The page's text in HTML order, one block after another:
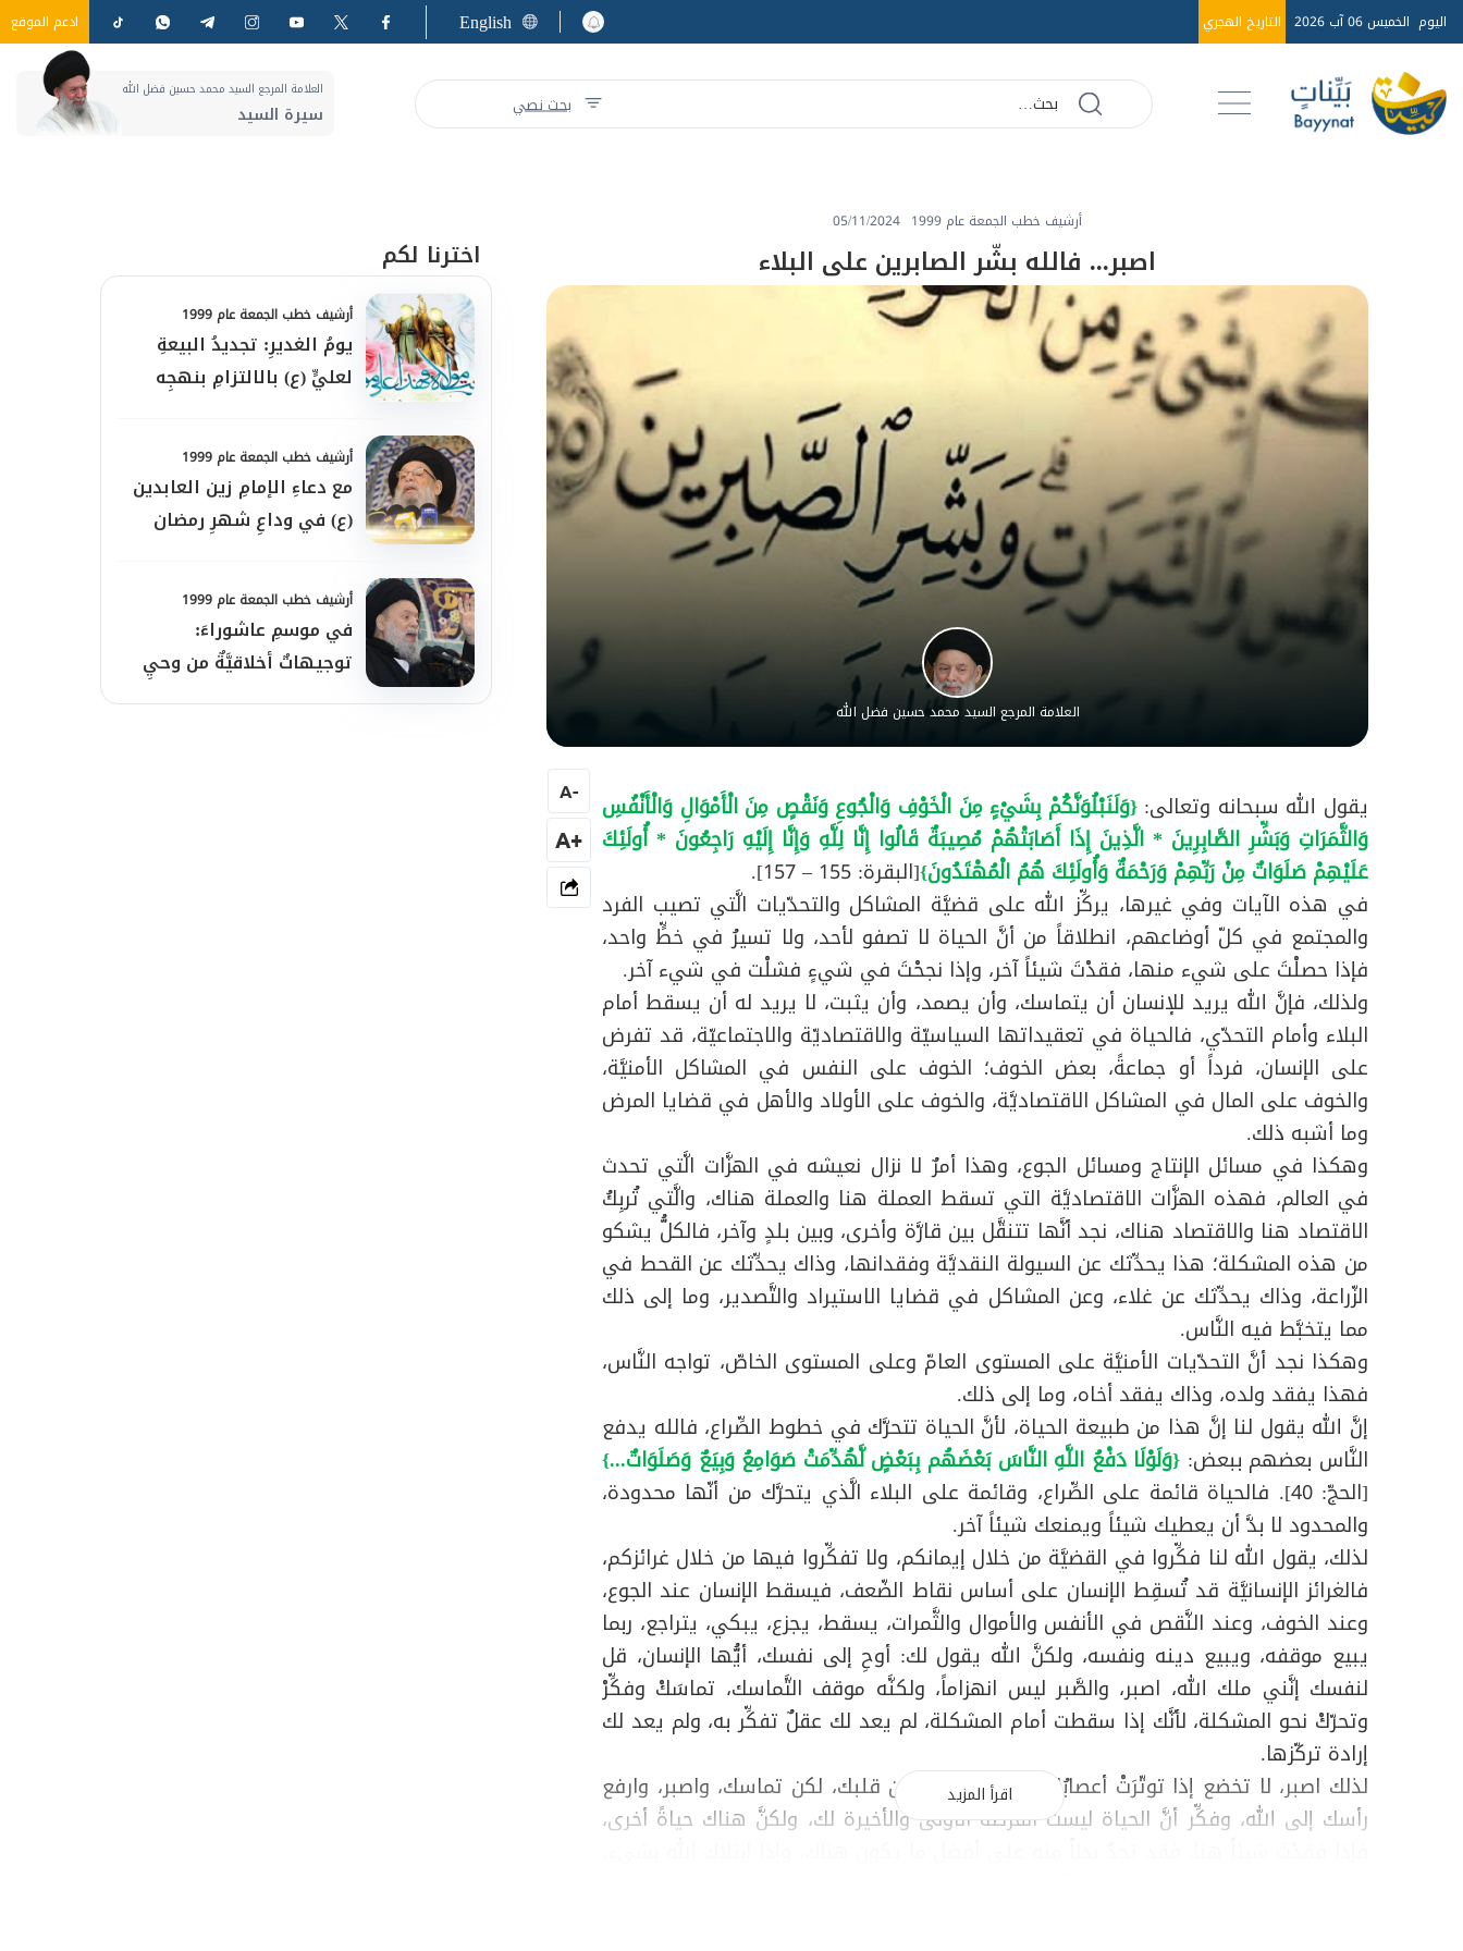
اليوم الخميس 06 آب 2026 التاريخ الهجري English ادعم الموقع
بحث نصي
العلامة المرجع السيد محمد حسين فضل الله
سيرة السيد
أرشيف خطب الجمعة عام 1999 05/11/2024
اصبر... فالله بشّر الصابرين على البلاء
العلامة المرجع السيد محمد حسين فضل الله
يقول الله سبحانه وتعالى:{وَلَنَبْلُوَنَّكُمْ بِشَيْءٍ مِنَ الْخَوْفِ وَالْجُوعِ وَنَقْصٍ مِنَ الْأَمْوَالِ وَالْأَنْفُسِ
وَالثَّمَرَاتِ وَبَشِّرِ الصَّابِرِينَ * الَّذِينَ إِذَا أَصَابَتْهُمْ مُصِيبَةٌ قَالُوا إِنَّا لِلَّهِ وَإِنَّا إِلَيْهِ رَاجِعُونَ * أُولَئِكَ
عَلَيْهِمْ صَلَوَاتٌ مِنْ رَبِّهِمْ وَرَحْمَةٌ وَأُولَئِكَ هُمُ الْمُهْتَدُونَ}[البقرة: 155 – 157].
في هذه الآيات وفي غيرها، يركِّز الله على قضيَّة المشاكل والتحدّيات الَّتي تصيب الفرد
والمجتمع في كلّ أوضاعهم، انطلاقاً من أنَّ الحياة لا تصفو لأحد، ولا تسيرُ في خطٍّ واحد،
فإذا حصلْتَ على شيء منها، فقدْتَ شيئاً آخر، وإذا نجحْتَ في شيءٍ فشلْت في شيء آخر.
ولذلك، فإنَّ الله يريد للإنسان أن يتماسك، وأن يصمد، وأن يثبت، لا يريد له أن يسقط أمام
البلاء وأمام التحدّي، فالحياة في تعقيداتها السياسيّة والاقتصاديّة والاجتماعيّة، قد تفرض
على الإنسان، فرداً أو جماعةً، بعض الخوف؛ الخوف على النفس في المشاكل الأمنيَّة،
والخوف على المال في المشاكل الاقتصاديَّة، والخوف على الأولاد والأهل في قضايا المرض
وما أشبه ذلك.
وهكذا في مسائل الإنتاج ومسائل الجوع، وهذا أمرٌ لا نزال نعيشه في الهزَّات الَّتي تحدث
في العالم، فهذه الهزَّات الاقتصاديَّة التي تسقط العملة هنا والعملة هناك، والَّتي تُربِكُ
الاقتصاد هنا والاقتصاد هناك، نجد أنَّها تتنقَّل بين قارَّة وأخرى، وبين بلدٍ وآخر، فالكلُّ يشكو
من هذه المشكلة؛ هذا يحدِّثك عن السيولة النقديَّة وفقدانها، وذاك يحدِّثك عن القحط في
الزّراعة، وذاك يحدِّثك عن غلاء، وعن المشاكل في قضايا الاستيراد والتَّصدير، وما إلى ذلك
مما يتخبَّط فيه النَّاس.
وهكذا نجد أنَّ التحدّيات الأمنيَّة على المستوى العامّ وعلى المستوى الخاصّ، تواجه النَّاس،
فهذا يفقد ولده، وذاك يفقد أخاه، وما إلى ذلك.
إنَّ الله يقول لنا إنَّ هذا من طبيعة الحياة، لأنَّ الحياة تتحرَّك في خطوط الصِّراع، فالله يدفع
النَّاس بعضهم ببعض: {وَلَوْلَا دَفْعُ اللَّهِ النَّاسَ بَعْضَهُم بِبَعْضٍ لَّهُدِّمَتْ صَوَامِعُ وَبِيَعٌ وَصَلَوَاتٌ...}
[الحجّ: 40]. فالحياة قائمة على الصِّراع، وقائمة على البلاء الَّذي يتحرَّك من أنّها محدودة،
والمحدود لا بدَّ أن يعطيك شيئاً ويمنعك شيئاً آخر.
لذلك، يقول الله لنا فكِّروا في القضيَّة من خلال إيمانكم، ولا تفكِّروا فيها من خلال غرائزكم،
فالغرائز الإنسانيَّة قد تُسقِط الإنسان على أساس نقاط الضّعف، فيسقط الإنسان عند الجوع،
وعند الخوف، وعند النَّقص في الأنفس والأموال والثَّمرات، يسقط، يجزع، يبكي، يتراجع، ربما
يبيع موقفه، ويبيع دينه ونفسه، ولكنَّ الله يقول لك: أوحِ إلى نفسك، أيُّها الإنسان، قل
لنفسك إنَّني ملك الله، اصبر، والصَّبر ليس انهزاماً، ولكنَّه موقف التَّماسك، تماسَكْ وفكِّرْ
وتحرّكْ نحو المشكلة، لأنَّك إذا سقطت أمام المشكلة، لم يعد لك عقلٌ تفكِّر به، ولم يعد لك
إرادة تركّزها.
لذلك اصبر، لا تخضع إذا توتّرَتْ أعصابُكَ، لا تسقط إذا حزن قلبك، لكن تماسك، واصبر، وارفع
رأسك إلى الله، وفكِّر أنَّ الحياة ليست الفرصة الأولى والأخيرة لك، ولكنَّ هناك حياةً أخرى،
اقرأ المزيد
-
A
+A
اخترنا لكم
أرشيف خطب الجمعة عام 1999
يومُ الغديرِ: تجديدُ البيعةِ
لعليٍّ (ع) بالالتزامِ بنهجِه
أرشيف خطب الجمعة عام 1999
مع دعاءِ الإمامِ زين العابدين
(ع) في وداعِ شهرِ رمضان
أرشيف خطب الجمعة عام 1999
في موسمِ عاشوراءَ:
توجيهاتٌ أخلاقيَّةٌ من وحيِ
سيرةِ الحسينِ (ع)